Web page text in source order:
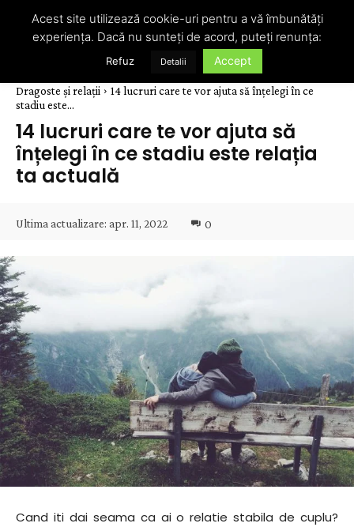
Dragoste și relații
14 lucruri care te vor ajuta să înțelegi în ce
stadiu este...
14 lucruri care te vor ajuta să
înțelegi în ce stadiu este relația
ta actuală
Ultima actualizare: apr. 11, 2022 0
Cand iti dai seama ca ai o relatie stabila de cuplu?
Acest site utilizează cookie-uri pentru a vă îmbunătăți
experiența. Dacă nu sunteți de acord, puteți renunța:
Refuz Detalii Accept